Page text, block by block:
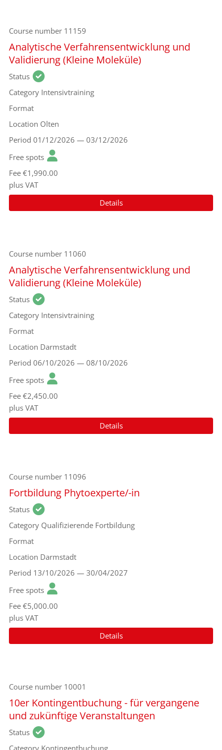
Course number 11159
Analytische Verfahrensentwicklung und
Validierung (Kleine Moleküle)
Status
Category Intensivtraining
Format
Location Olten
Period 01/12/2026 — 03/12/2026
Free spots
Fee €1,990.00
plus VAT
Details
Course number 11060
Analytische Verfahrensentwicklung und
Validierung (Kleine Moleküle)
Status
Category Intensivtraining
Format
Location Darmstadt
Period 06/10/2026 — 08/10/2026
Free spots
Fee €2,450.00
plus VAT
Details
Course number 11096
Fortbildung Phytoexperte/-in
Status
Category Qualifizierende Fortbildung
Format
Location Darmstadt
Period 13/10/2026 — 30/04/2027
Free spots
Fee €5,000.00
plus VAT
Details
Course number 10001
10er Kontingentbuchung - für vergangene
und zukünftige Veranstaltungen
Status
Category Kontingentbuchung